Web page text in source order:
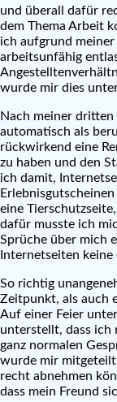
und überall dafür
dem Thema Arbeit
ich aufgrund meiner
arbeitsunfähig
wurde mir dies
Nach meiner
automatisch als
rückwirkend eine
zu haben und den
ich damit,
eine
dafür musste ich
Sprüche über mich
Internetseiten
So richtig
Zeitpunkt, als auch
Auf einer Feier
unterstellt, dass ich
ganz normalen
wurde mir
recht abnehmen
dass mein Freund